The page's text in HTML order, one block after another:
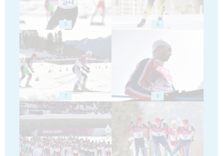
5 6
7 8